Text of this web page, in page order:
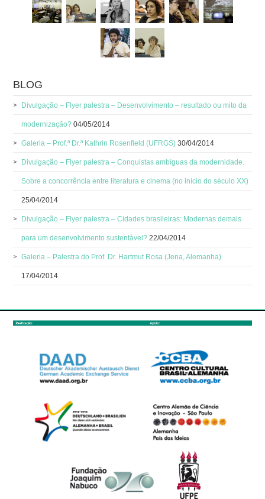
BLOG
Divulgação – Flyer palestra – Desenvolvimento – resultado ou mito da
modernização? 04/05/2014
Galeria – Prof.ª Dr.ª Kathrin Rosenfield (UFRGS) 30/04/2014
Divulgação – Flyer palestra – Conquistas ambíguas da modernidade.
Sobre a concorrência entre literatura e cinema (no início do século XX)
25/04/2014
Divulgação – Flyer palestra – Cidades brasileiras: Modernas demais
para um desenvolvimento sustentável? 22/04/2014
Galeria – Palestra do Prof. Dr. Hartmut Rosa (Jena, Alemanha)
17/04/2014